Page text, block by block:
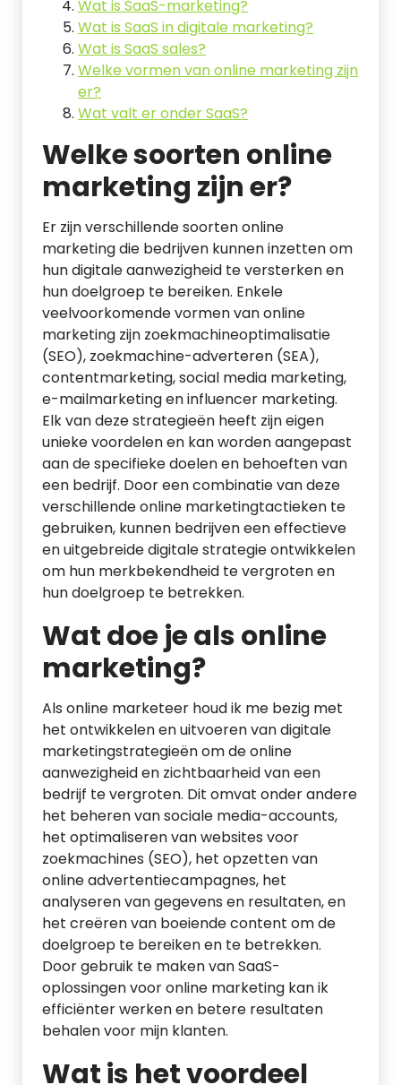
Wat is SaaS-marketing?
Wat is SaaS in digitale marketing?
Wat is SaaS sales?
Welke vormen van online marketing zijn
er?
Wat valt er onder SaaS?
Welke soorten online
marketing zijn er?
Er zijn verschillende soorten online
marketing die bedrijven kunnen inzetten om
hun digitale aanwezigheid te versterken en
hun doelgroep te bereiken. Enkele
veelvoorkomende vormen van online
marketing zijn zoekmachineoptimalisatie
(SEO), zoekmachine-adverteren (SEA),
contentmarketing, social media marketing,
e-mailmarketing en influencer marketing.
Elk van deze strategieën heeft zijn eigen
unieke voordelen en kan worden aangepast
aan de specifieke doelen en behoeften van
een bedrijf. Door een combinatie van deze
verschillende online marketingtactieken te
gebruiken, kunnen bedrijven een effectieve
en uitgebreide digitale strategie ontwikkelen
om hun merkbekendheid te vergroten en
hun doelgroep te betrekken.
Wat doe je als online
marketing?
Als online marketeer houd ik me bezig met
het ontwikkelen en uitvoeren van digitale
marketingstrategieën om de online
aanwezigheid en zichtbaarheid van een
bedrijf te vergroten. Dit omvat onder andere
het beheren van sociale media-accounts,
het optimaliseren van websites voor
zoekmachines (SEO), het opzetten van
online advertentiecampagnes, het
analyseren van gegevens en resultaten, en
het creëren van boeiende content om de
doelgroep te bereiken en te betrekken.
Door gebruik te maken van SaaS-
oplossingen voor online marketing kan ik
efficiënter werken en betere resultaten
behalen voor mijn klanten.
Wat is het voordeel